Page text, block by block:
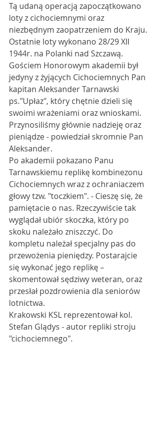
Tą udaną operacją zapoczątkowano
loty z cichociemnymi oraz
niezbędnym zaopatrzeniem do Kraju.
Ostatnie loty wykonano 28/29 XII
1944r. na Polanki nad Szczawą.
Gościem Honorowym akademii był
jedyny z żyjących Cichociemnych Pan
kapitan Aleksander Tarnawski
ps."Upłaz", który chętnie dzieli się
swoimi wrażeniami oraz wnioskami.
Przynosiliśmy głównie nadzieję oraz
pieniądze - powiedział skromnie Pan
Aleksander.
Po akademii pokazano Panu
Tarnawskiemu replikę kombinezonu
Cichociemnych wraz z ochraniaczem
głowy tzw. "toczkiem". - Cieszę się, że
pamiętacie o nas. Rzeczywiście tak
wyglądał ubiór skoczka, który po
skoku należało zniszczyć. Do
kompletu należał specjalny pas do
przewożenia pieniędzy. Postarajcie
się wykonać jego replikę –
skomentował sędziwy weteran, oraz
przesłał pozdrowienia dla seniorów
lotnictwa.
Krakowski KSL reprezentował kol.
Stefan Glądys - autor repliki stroju
"cichociemnego".